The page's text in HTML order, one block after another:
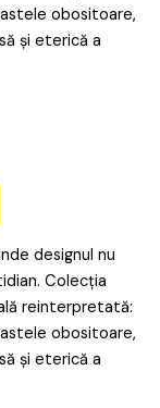
obositoare,
și eterică a
designul nu
Colecția
reinterpretată:
obositoare,
și eterică a